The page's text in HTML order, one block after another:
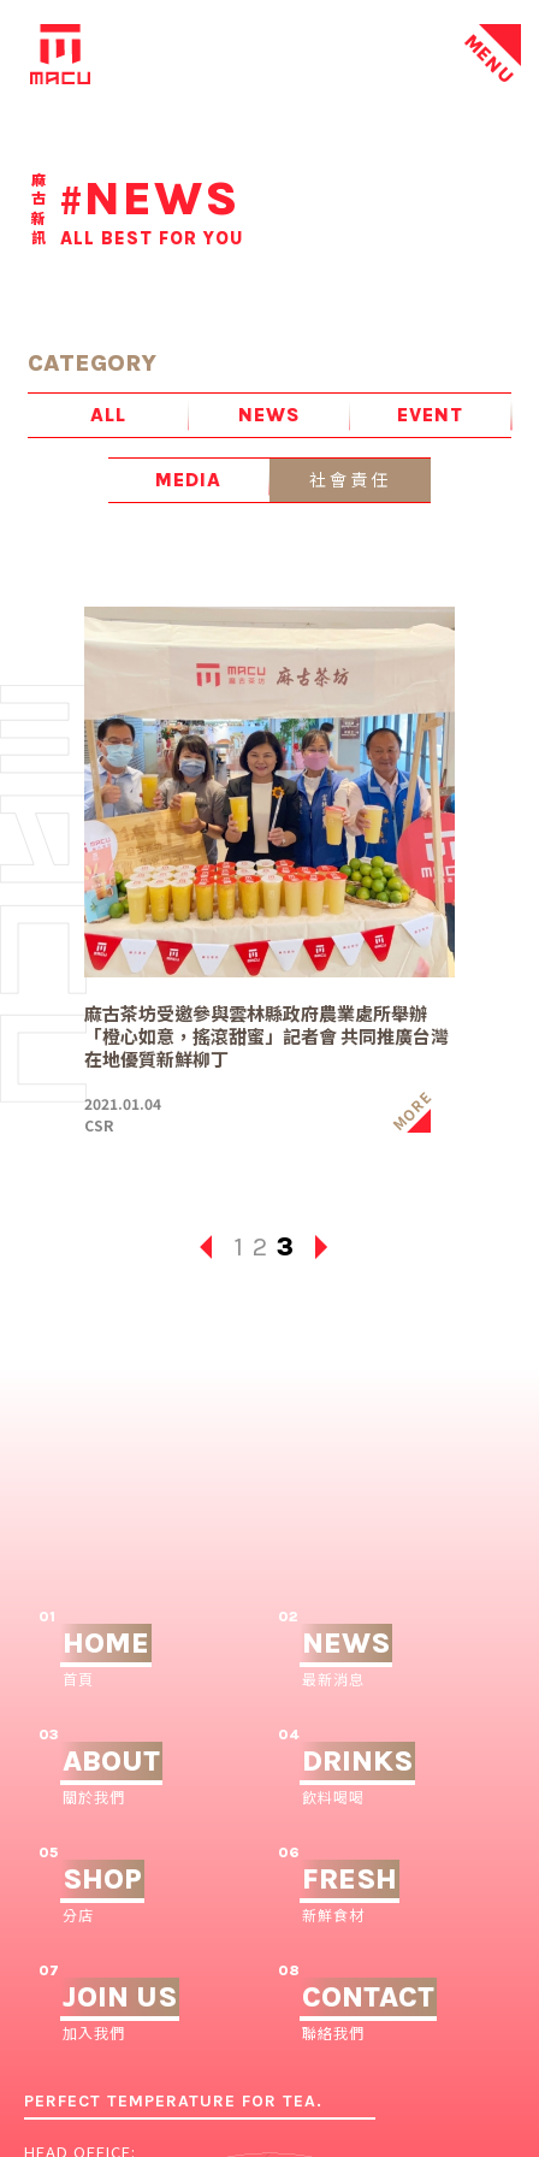
MENU
麻古新訊 #NEWS
ALL BEST FOR YOU
CATEGORY
ALL NEWS EVENT
MEDIA 社會責任
麻古茶坊受邀參與雲林縣政府農業處所舉辦
「橙心如意，搖滾甜蜜」記者會 共同推廣台灣
在地優質新鮮柳丁
2021.01.04
CSR
MORE
1 2 3
01
HOME
首頁
02
NEWS
最新消息
03
ABOUT
關於我們
04
DRINKS
飲料喝喝
05
SHOP
分店
06
FRESH
新鮮食材
07
JOIN US
加入我們
08
CONTACT
聯絡我們
PERFECT TEMPERATURE FOR TEA.
HEAD OFFICE: